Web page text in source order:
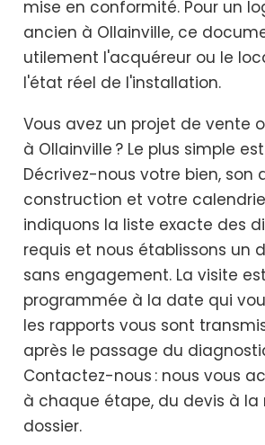
mise en conformité. Pour un
ancien à Ollainville, ce
utilement l'acquéreur ou le
l'état réel de l'installation.
Vous avez un projet de vente
à Ollainville ? Le plus simple
Décrivez-nous votre bien, son
construction et votre
indiquons la liste exacte des
requis et nous établissons un
sans engagement. La visite
programmée à la date qui
les rapports vous sont
après le passage du
Contactez-nous : nous vous
à chaque étape, du devis à la
dossier.